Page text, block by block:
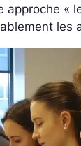
approche «
les